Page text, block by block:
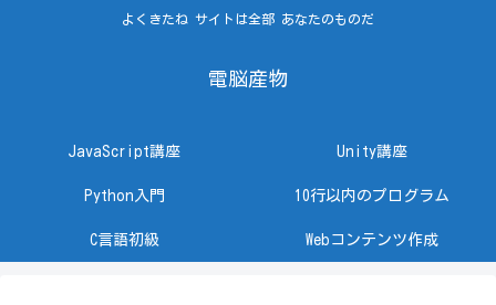
よくきたね サイトは全部 あなたのものだ
電脳産物
JavaScript講座 Unity講座
Python入門 10行以内のプログラム
C言語初級 Webコンテンツ作成